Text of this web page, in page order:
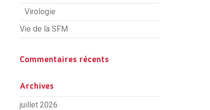
Virologie
Vie de la SFM
Commentaires récents
Archives
juillet 2026